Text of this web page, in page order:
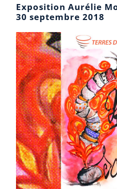
Exposition Aurélie
30 septembre 2018